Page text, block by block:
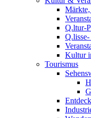
Q.ltur-
Kultur
Tourismus